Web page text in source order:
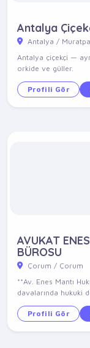
Antalya
Antalya /
Antalya çiçekçi —
orkide ve güller.
Profili Gör
AVUKAT
BÜROSU
Çorum / Çorum
**Av. Enes Mantı
davalarında hukuki
Profili Gör